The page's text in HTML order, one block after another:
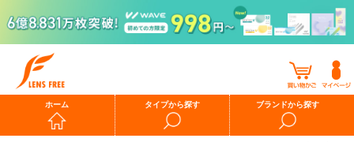
ホーム タイプから探す ブランドから探す